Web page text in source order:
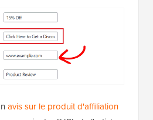
avis sur le produit d'affiliation